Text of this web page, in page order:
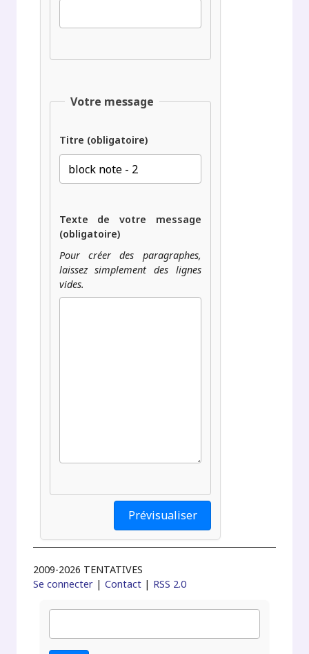
Votre message
Titre (obligatoire)
Texte de votre message
(obligatoire)
Pour créer des paragraphes,
laissez simplement des lignes
vides.
2009-2026 TENTATIVES
Se connecter |Contact | RSS 2.0